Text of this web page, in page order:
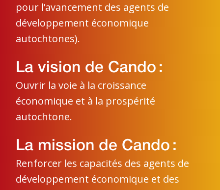
pour l’avancement des agents de
développement économique
autochtones).
La vision de Cando :
Ouvrir la voie à la croissance
économique et à la prospérité
autochtone.
La mission de Cando :
Renforcer les capacités des agents de
développement économique et des